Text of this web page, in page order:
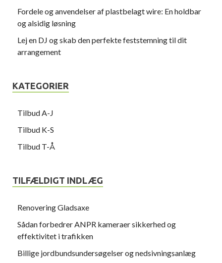
Fordele og anvendelser af plastbelagt wire: En holdbar
og alsidig løsning
Lej en DJ og skab den perfekte feststemning til dit
arrangement
KATEGORIER
Tilbud A-J
Tilbud K-S
Tilbud T-Å
TILFÆLDIGT INDLÆG
Renovering Gladsaxe
Sådan forbedrer ANPR kameraer sikkerhed og
effektivitet i trafikken
Billige jordbundsundersøgelser og nedsivningsanlæg